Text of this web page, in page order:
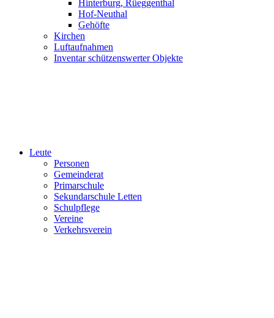
Hinterburg, Rüeggenthal
Hof-Neuthal
Gehöfte
Kirchen
Luftaufnahmen
Inventar schützenswerter Objekte
Leute
Personen
Gemeinderat
Primarschule
Sekundarschule Letten
Schulpflege
Vereine
Verkehrsverein